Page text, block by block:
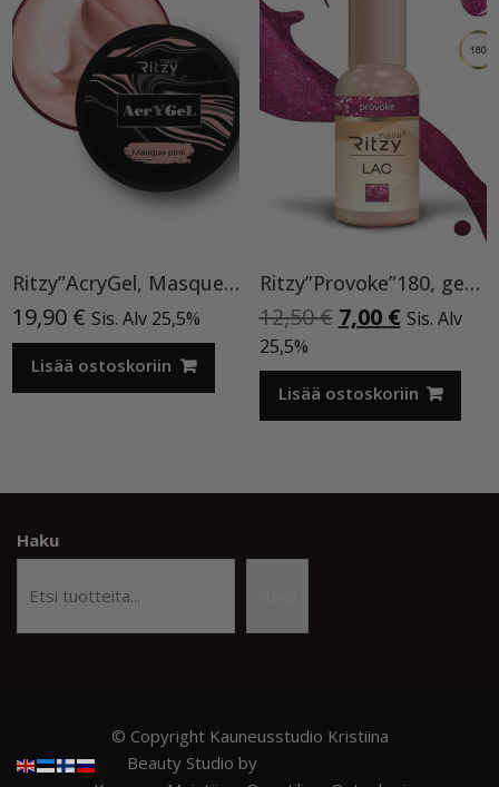
Ritzy”AcryGel, Masque Pink”15ml TPO-VAPAA
19,90 € Sis. Alv 25,5%
Lisää ostoskoriin
Ritzy”Provoke”180, geelilakka
12,50€ Alkuperäinen
oli:
12,50 €.
7,00 €Nykyinen
on:
7,00 €.
Sis. Alv
25,5%
Lisää ostoskoriin
Haku
© Copyright Kauneusstudio Kristiina
Beauty Studio by